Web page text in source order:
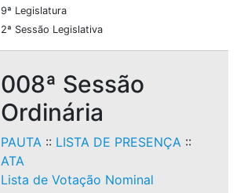
9ª Legislatura
2ª Sessão Legislativa
008ª Sessão
Ordinária
PAUTA:: LISTA DE PRESENÇA::
ATA
Lista de Votação Nominal